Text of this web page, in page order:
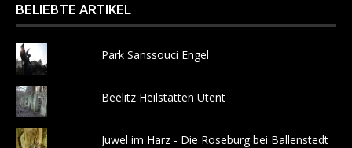
BELIEBTE ARTIKEL
Park Sanssouci Engel
Beelitz Heilstätten Utent
Juwel im Harz - Die Roseburg bei Ballenstedt